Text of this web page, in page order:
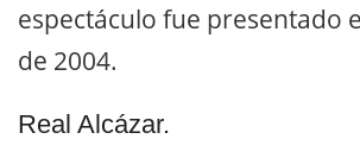
espectáculo fue presentado
de 2004.
Real Alcázar.